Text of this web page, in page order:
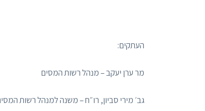
העתקים:
מר ערן יעקב – מנהל רשות המסים
גב׳ מירי סביון, רו״ח – משנה למנהל רשות